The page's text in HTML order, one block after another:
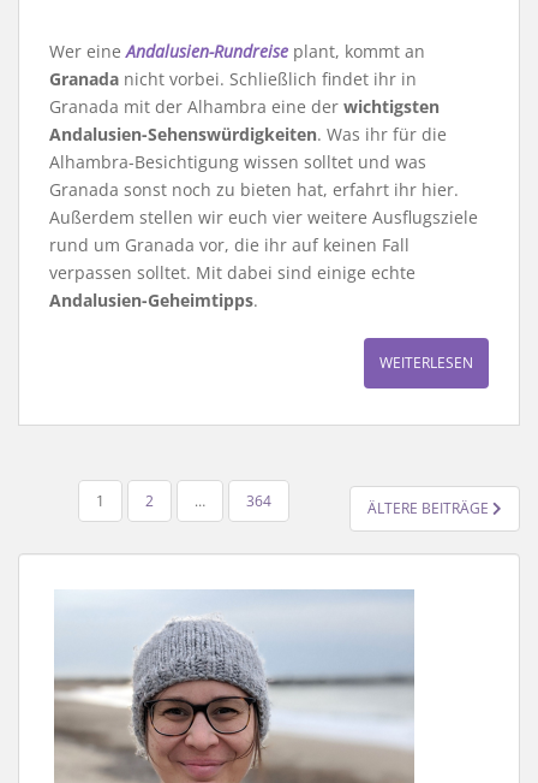
Wer eineAndalusien-Rundreise plant, kommt an
Granada nicht vorbei. Schließlich findet ihr in
Granada mit der Alhambra eine der wichtigsten
Andalusien-Sehenswürdigkeiten. Was ihr für die
Alhambra-Besichtigung wissen solltet und was
Granada sonst noch zu bieten hat, erfahrt ihr hier.
Außerdem stellen wir euch vier weitere Ausflugsziele
rund um Granada vor, die ihr auf keinen Fall
verpassen solltet. Mit dabei sind einige echte
Andalusien-Geheimtipps.
WEITERLESEN
SEITENNUMMERIERUNG
BEITRÄGE
1 2 … 364 ÄLTERE BEITRÄGE